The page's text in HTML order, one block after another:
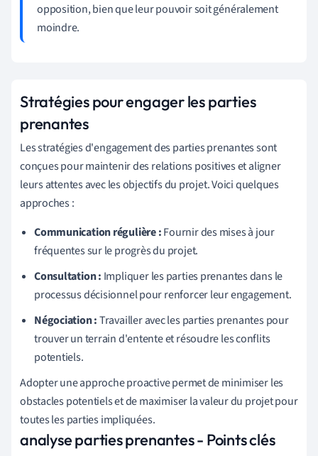
opposition, bien que leur pouvoir soit généralement
moindre.
Stratégies pour engager les parties
prenantes
Les stratégies d'engagement des parties prenantes sont
conçues pour maintenir des relations positives et aligner
leurs attentes avec les objectifs du projet. Voici quelques
approches :
Communication régulière :Fournir des mises à jour
fréquentes sur le progrès du projet.
Consultation : Impliquer les parties prenantes dans le
processus décisionnel pour renforcer leur engagement.
Négociation :Travailler avec les parties prenantes pour
trouver un terrain d'entente et résoudre les conflits
potentiels.
Adopter une approche proactive permet de minimiser les
obstacles potentiels et de maximiser la valeur du projet pour
toutes les parties impliquées.
analyse parties prenantes - Points clés